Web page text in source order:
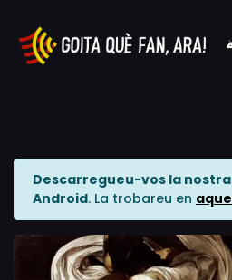
Descarregueu-vos la
Android. La trobareu en